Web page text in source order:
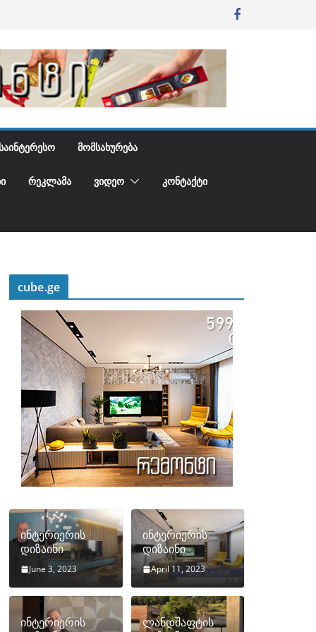
ᲡᲐᲘᲜᲢᲔᲠᲔᲡᲝ ᲛᲝᲛᲡᲐᲮᲣᲠᲔᲑᲐ
ᲠᲔᲙᲚᲐᲛᲐ ᲕᲘᲓᲔᲝ ᲙᲝᲜᲢᲐᲥᲢᲘ
cube.ge
ინტერიერის
დიზაინი
June 3, 2023
ინტერიერის
დიზაინი
April 11, 2023
ინტერიერის
ლანდშაფტის